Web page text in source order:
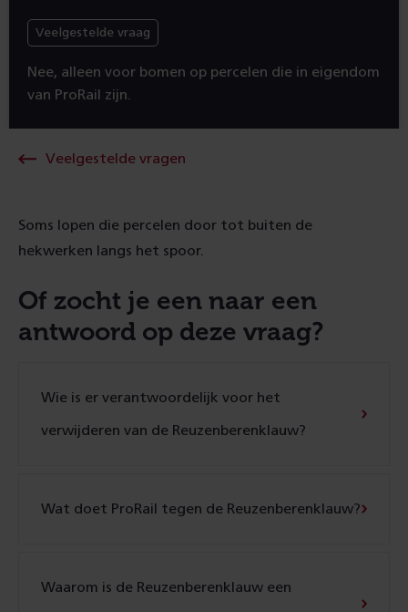
Veelgestelde vraag
Nee, alleen voor bomen op percelen die in eigendom
van ProRail zijn.
Veelgestelde vragen
Soms lopen die percelen door tot buiten de
hekwerken langs het spoor.
Of zocht je een naar een
antwoord op deze vraag?
Wie is er verantwoordelijk voor het
verwijderen van de Reuzenberenklauw?
Wat doet ProRail tegen de Reuzenberenklauw?
Waarom is de Reuzenberenklauw een